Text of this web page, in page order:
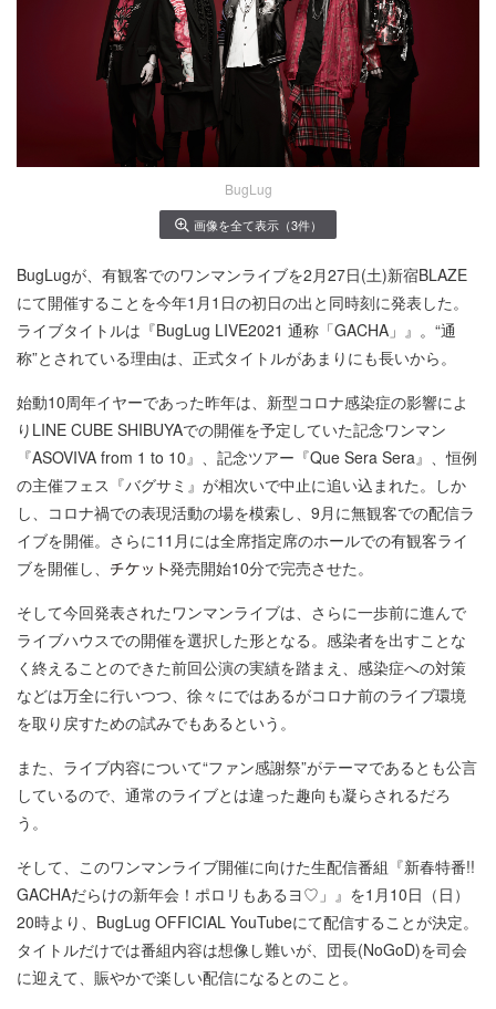
BugLug
画像を全て表示（3件）
BugLugが、有観客でのワンマンライブを2月27日(土)新宿BLAZE
にて開催することを今年1月1日の初日の出と同時刻に発表した。
ライブタイトルは『BugLug LIVE2021 通称「GACHA」』。“通
称”とされている理由は、正式タイトルがあまりにも長いから。
始動10周年イヤーであった昨年は、新型コロナ感染症の影響によ
りLINE CUBE SHIBUYAでの開催を予定していた記念ワンマン
『ASOVIVA from 1 to 10』、記念ツアー『Que Sera Sera』、恒例
の主催フェス『バグサミ』が相次いで中止に追い込まれた。しか
し、コロナ禍での表現活動の場を模索し、9月に無観客での配信ラ
イブを開催。さらに11月には全席指定席のホールでの有観客ライ
ブを開催し、
発売開始10分で完売させた。
そして今回発表されたワンマンライブは、さらに一歩前に進んで
ライブハウスでの開催を選択した形となる。感染者を出すことな
く終えることのできた前回公演の実績を踏まえ、感染症への対策
などは万全に行いつつ、徐々にではあるがコロナ前のライブ環境
を取り戻すための試みでもあるという。
また、ライブ内容について“ファン感謝祭”がテーマであるとも公言
しているので、通常のライブとは違った趣向も凝らされるだろ
う。
そして、このワンマンライブ開催に向けた生配信番組『新春特番!!
GACHAだらけの新年会！ポロリもあるヨ♡」』を1月10日（日）
20時より、BugLug OFFICIAL YouTubeにて配信することが決定。
タイトルだけでは番組内容は想像し難いが、団長(NoGoD)を司会
に迎えて、賑やかで楽しい配信になるとのこと。